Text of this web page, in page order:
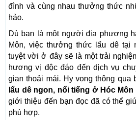
đình và cùng nhau thưởng thức
hảo.
Dù bạn là một người địa phương
Môn, việc thưởng thức lẩu dê tại
tuyệt vời ở đây sẽ là một trải
hương vị độc đáo đến dịch vụ
gian thoải mái. Hy vọng thông qua
lẩu dê ngon, nổi tiếng ở Hóc Môn
giới thiệu đến bạn đọc đã có thể
phù hợp.